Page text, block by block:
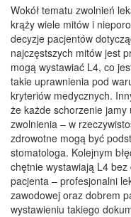
Wokół tematu zwolnień
krąży wiele mitów i
decyzje pacjentów
najczęstszych mitów jest
mogą wystawiać L4, co
takie uprawnienia pod
kryteriów medycznych.
że każde schorzenie
zwolnienia – w
zdrowotne mogą być
stomatologa. Kolejnym
chętnie wystawiają L4
pacjenta – profesjonalni
zawodowej oraz dobrem
wystawieniu takiego